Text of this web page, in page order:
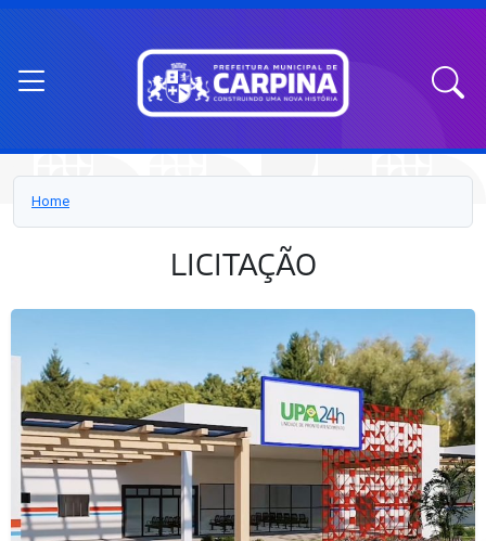
Home
LICITAÇÃO